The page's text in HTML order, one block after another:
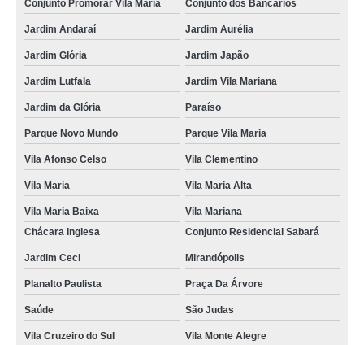
onde marcar tratamento para transtornos de estresse Cidade Monções
tratamento para transtorno de estresse pós traumático Vila Maria Baixa
tratamento transtorno de estresse pós traumático clínica Real Parque
tratamento transtorno de estresse clínica Lapa
tratamento para transtorno de estresse pós traumático clínica Vila Maria
Baixa
tratamento para transtorno de estresse pós traumático clínica Indianópolis
onde marcar tratamento para estresse pós traumático Jaraguá
tratamento para transtorno de estresse clínica Indianópolis
clínica especializada em tratamento de estresse pós traumático Jardim
Andaraí
clínica especializada em tratamento de estresse pós traumático Indianópolis
tratamento para estresse pós traumático clínica Indianópolis
tratamento para estresse pós traumático Itapeva
Conjunto Promorar Vila Maria Conjunto dos Bancários
Jardim Andaraí Jardim Aurélia
Jardim Glória Jardim Japão
Jardim Lutfala Jardim Vila Mariana
Jardim da Glória Paraíso
Parque Novo Mundo Parque Vila Maria
Vila Afonso Celso Vila Clementino
Vila Maria Vila Maria Alta
Vila Maria Baixa
Vila Mariana
Chácara Inglesa
Conjunto Residencial Sabará
Jardim Ceci Mirandópolis
Planalto Paulista Praça Da Árvore
Saúde São Judas
Vila Cruzeiro do Sul Vila Monte Alegre